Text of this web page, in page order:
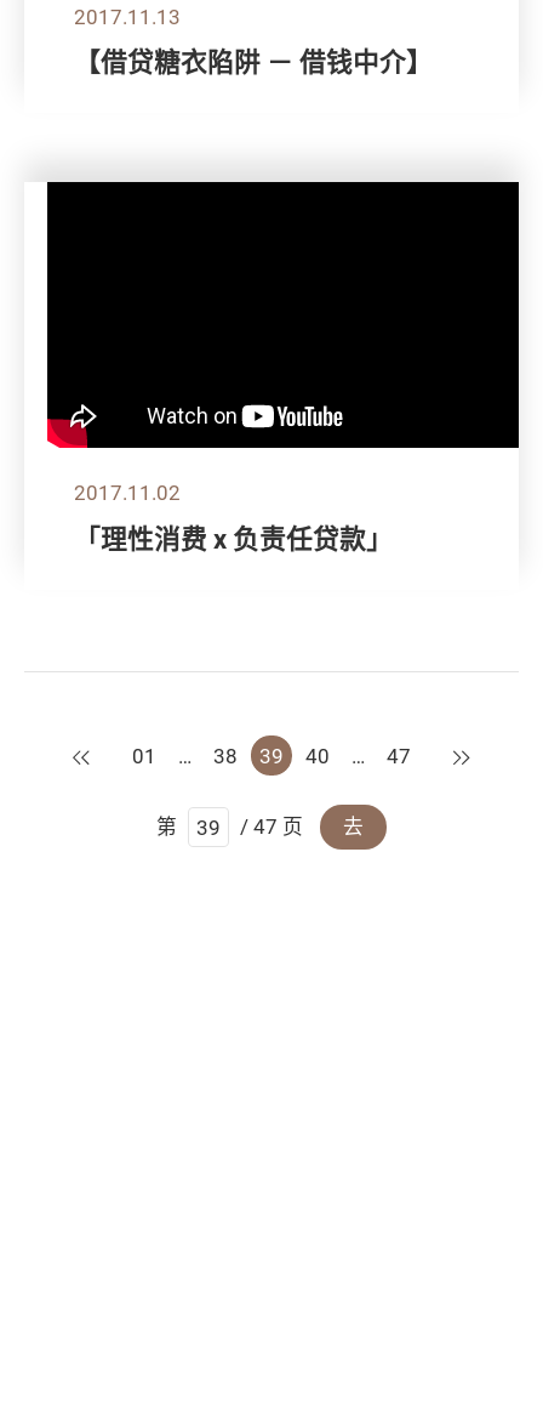
2017.11.13
【借贷糖衣陷阱 － 借钱中介】
2017.11.02
「理性消费 x 负责任贷款」
上一页
01 … 38 39 40 … 47 下一页
第 / 47 页 去